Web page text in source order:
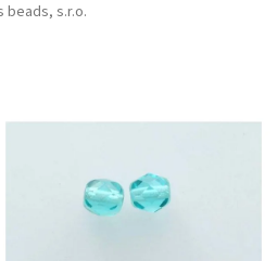
beads, s.r.o.